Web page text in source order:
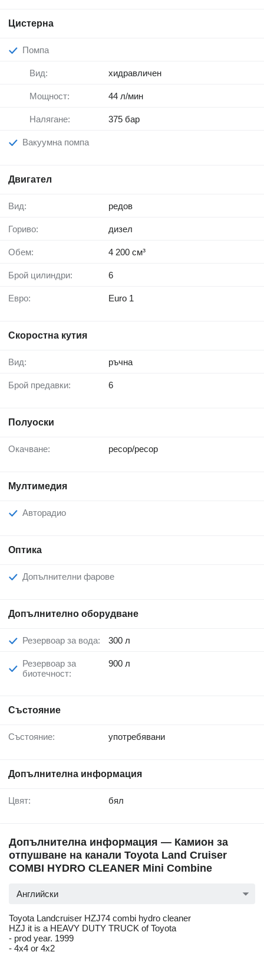
Цистерна
Помпа
Вид: хидравличен
Мощност: 44 л/мин
Налягане: 375 бар
Вакуумна помпа
Двигател
Вид: редов
Гориво: дизел
Обем: 4 200 см³
Брой цилиндри: 6
Евро: Euro 1
Скоростна кутия
Вид: ръчна
Брой предавки: 6
Полуоски
Окачване: ресор/ресор
Мултимедия
Авторадио
Оптика
Допълнителни фарове
Допълнително оборудване
Резервоар за вода: 300 л
Резервоар за
биотечност:
900 л
Състояние
Състояние: употребявани
Допълнителна информация
Цвят: бял
Допълнителна информация — Камион за
отпушване на канали Toyota Land Cruiser
COMBI HYDRO CLEANER Mini Combine
Английски
Toyota Landcruiser HZJ74 combi hydro cleaner
HZJ it is a HEAVY DUTY TRUCK of Toyota
- prod year. 1999
- 4x4 or 4x2